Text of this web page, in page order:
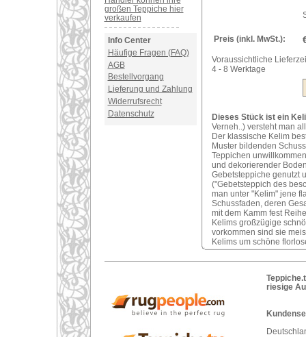
großen Teppiche hier
verkaufen
Info Center
Häufige Fragen (FAQ)
AGB
Bestellvorgang
Lieferung und Zahlung
Widerrufsrecht
Datenschutz
Preis (inkl. MwSt.):
Voraussichtliche
4 - 8 Werktage
Dieses Stück ist ein
Verneh..) versteht man
Der klassische Kelim
Muster bildenden
Teppichen
und dekorierender
Gebetsteppiche genutzt
("Gebetsteppich des
man unter "Kelim" jene
Schussfaden, deren
mit dem Kamm fest
Kelims großzügige
vorkommen sind sie
Kelims um schöne
riesige